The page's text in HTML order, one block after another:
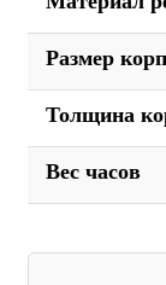
Размер
Толщина
Вес часов